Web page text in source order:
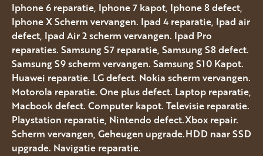
Iphone 6 reparatie, Iphone 7 kapot, Iphone 8 defect,
Iphone X Scherm vervangen. Ipad 4 reparatie, Ipad air
defect, Ipad Air 2 scherm vervangen. Ipad Pro
reparaties. Samsung S7 reparatie, Samsung S8 defect.
Samsung S9 scherm vervangen. Samsung S10 Kapot.
Huawei reparatie. LG defect. Nokia scherm vervangen.
Motorola reparatie. One plus defect. Laptop reparatie,
Macbook defect. Computer kapot. Televisie reparatie.
Playstation reparatie, Nintendo defect.Xbox repair.
Scherm vervangen, Geheugen upgrade.HDD naar SSD
upgrade. Navigatie reparatie.